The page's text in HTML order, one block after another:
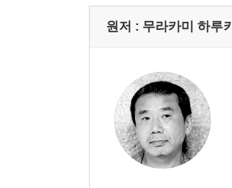
원저 : 무라카미 하루키